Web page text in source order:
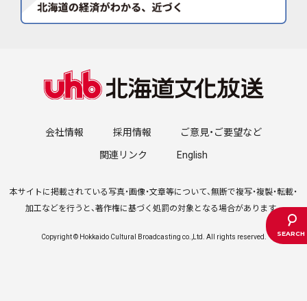
会社情報 採用情報 ご意見・ご要望など
関連リンク English
本サイトに掲載されている写真・画像・文章等について、無断で複写・複製・転載・
加工などを行うと、著作権に基づく処罰の対象となる場合があります。
Copyright © Hokkaido Cultural Broadcasting co.,Ltd. All rights reserved.